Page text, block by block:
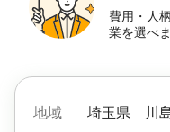
費用・人
業を選べ
地域 埼玉県 川